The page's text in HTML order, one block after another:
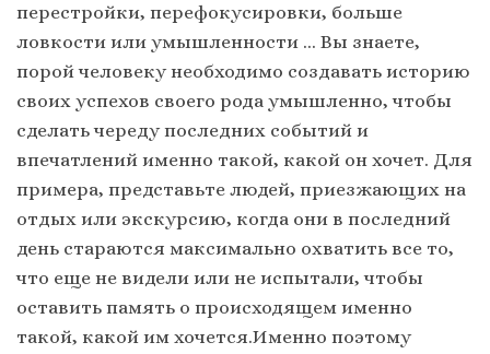
перестройки, перефокусировки, больше
ловкости или умышленности … Вы знаете,
порой человеку необходимо создавать историю
своих успехов своего рода умышленно, чтобы
сделать череду последних событий и
впечатлений именно такой, какой он хочет. Для
примера, представьте людей, приезжающих на
отдых или экскурсию, когда они в последний
день стараются максимально охватить все то,
что еще не видели или не испытали, чтобы
оставить память о происходящем именно
такой, какой им хочется.Именно поэтому